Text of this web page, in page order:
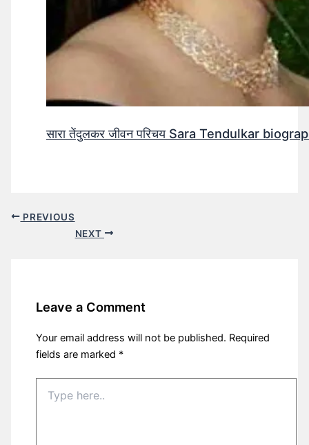
सारा तेंदुलकर जीवन परिचय Sara Tendulkar
PREVIOUS
NEXT
Leave a Comment
Your email address will not be published. Required
fields are marked *
here..